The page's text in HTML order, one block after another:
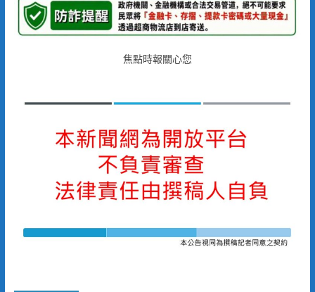
焦點時報關心您